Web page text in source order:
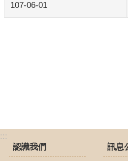
107-06-01
:::
認識我們
訊息